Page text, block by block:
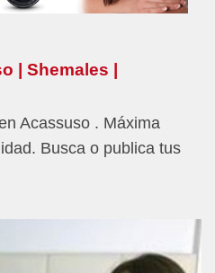
| Shemales |
Acassuso . Máxima
Busca o publica tus